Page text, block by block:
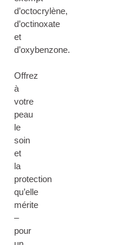
d’octocrylène,
d’octinoxate
et
d’oxybenzone.
Offrez
à
votre
peau
le
soin
et
la
protection
qu’elle
mérite
–
pour